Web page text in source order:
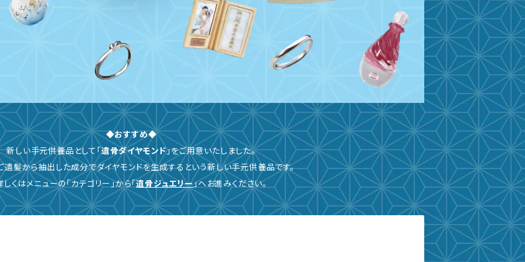
◆おすすめ◆
新しい手元供養品として「遺骨ダイヤモンド」をご用意いたしました。
遺髪から抽出した成分でダイヤモンドを生成するという新しい手元供養品です。
しくはメニューの「カテゴリー」から「遺骨ジュエリー」へお進みください。